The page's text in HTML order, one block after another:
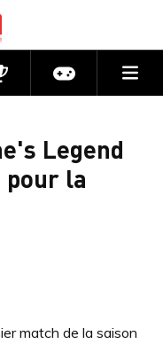
Actu jeux
Legend
pour la
match de la saison